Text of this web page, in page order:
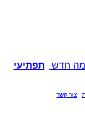
מה חדש
תפתיעי
צור קשר